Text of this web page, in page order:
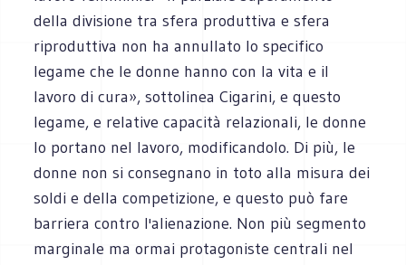
della divisione tra sfera produttiva e sfera
riproduttiva non ha annullato lo specifico
legame che le donne hanno con la vita e il
lavoro di cura», sottolinea Cigarini, e questo
legame, e relative capacità relazionali, le donne
lo portano nel lavoro, modificandolo. Di più, le
donne non si consegnano in toto alla misura dei
soldi e della competizione, e questo può fare
barriera contro l'alienazione. Non più segmento
marginale ma ormai protagoniste centrali nel